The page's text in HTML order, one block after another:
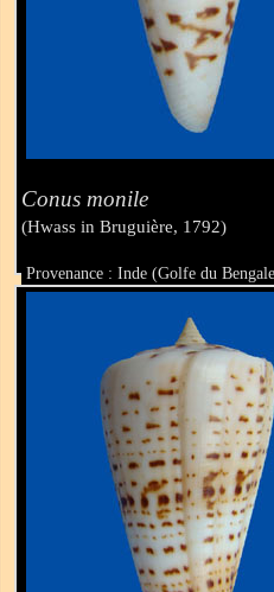
Conus monile
(Hwass in Bruguière, 1792)
Provenance : Inde (Golfe du
Taille : 46 mm